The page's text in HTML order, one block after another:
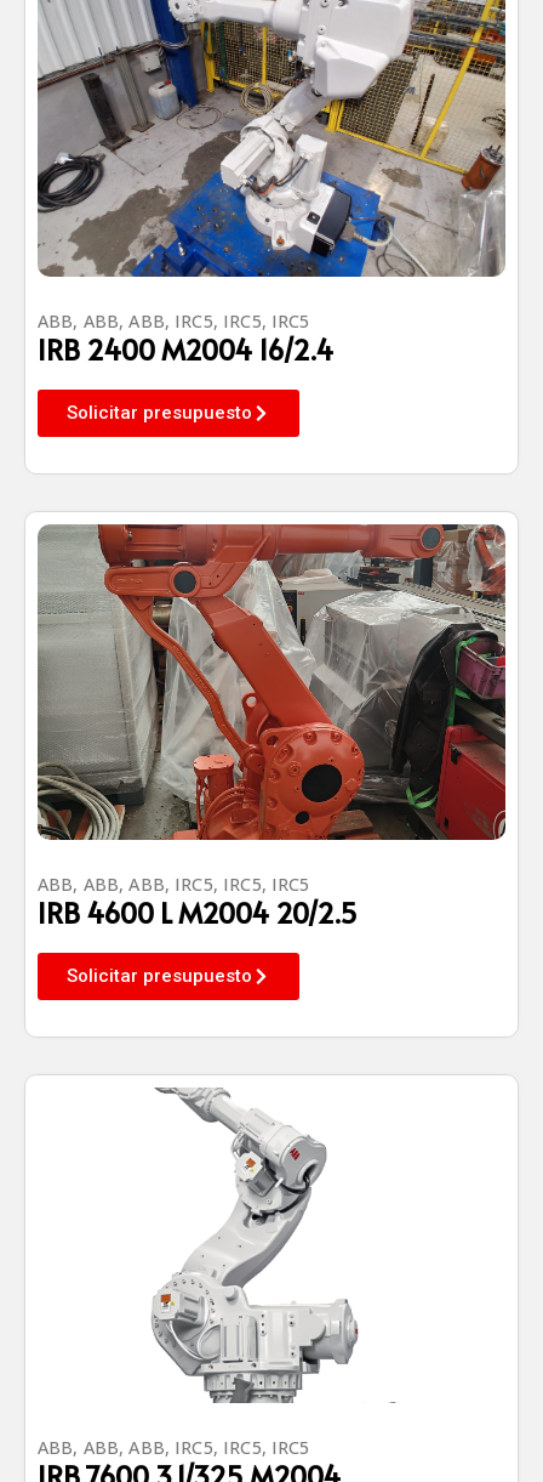
ABB, ABB,ABB, IRC5, IRC5, IRC5
IRB 2400 M2004 16/2.4
Solicitar presupuesto
ABB, ABB,ABB, IRC5, IRC5, IRC5
IRB 4600 L M2004 20/2.5
Solicitar presupuesto
ABB, ABB,ABB, IRC5, IRC5, IRC5